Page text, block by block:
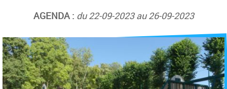
AGENDA : du 22-09-2023 au 26-09-2023